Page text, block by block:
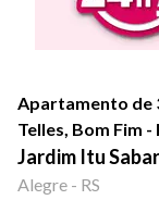
Apartamento de
Telles, Bom Fim
Jardim Itu
Alegre - RS